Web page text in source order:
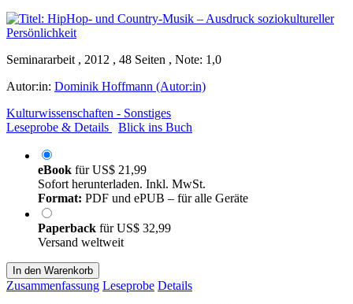
Seminararbeit , 2012 , 48 Seiten , Note: 1,0
Autor:in: Dominik Hoffmann (Autor:in)
Kulturwissenschaften - Sonstiges
Leseprobe & Details
Blick ins Buch
eBook fürUS$ 21,99
Sofort herunterladen. Inkl. MwSt.
Format: PDF und ePUB – für alle Geräte
Paperback fürUS$ 32,99
Versand weltweit
In den Warenkorb
Zusammenfassung Leseprobe Details